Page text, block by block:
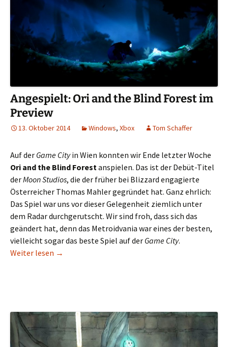
Angespielt: Ori and the Blind Forest im
Preview
13. Oktober 2014 Windows, Xbox Tom Schaffer
Auf der Game Cityin Wien konnten wir Ende letzter Woche
Ori and the Blind Forestanspielen. Das ist der Debüt-Titel
derMoon Studios, die der früher bei Blizzard engagierte
Österreicher Thomas Mahler gegründet hat. Ganz ehrlich:
Das Spiel war uns vor dieser Gelegenheit ziemlich unter
dem Radar durchgerutscht. Wir sind froh, dass sich das
geändert hat, denn das Metroidvania war eines der besten,
vielleicht sogar das beste Spiel auf der Game City.
Weiter lesen Angespielt: Ori and the Blind Forest im Preview
→